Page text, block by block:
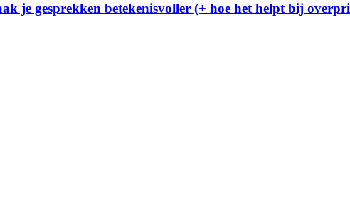
je gesprekken betekenisvoller (+ hoe het helpt bij